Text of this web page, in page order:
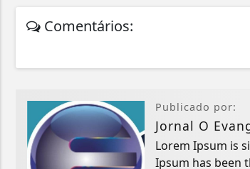
Comentários:
Publicado por:
Jornal O
Lorem Ipsum is
Ipsum has been